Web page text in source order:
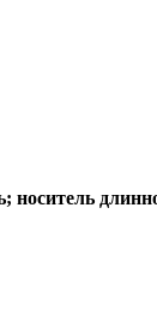
носитель